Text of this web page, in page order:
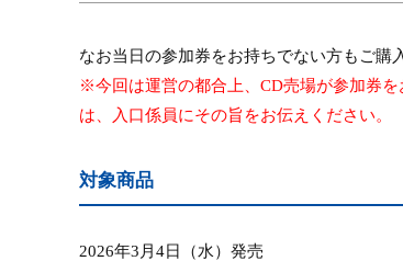
なお当日の参加券をお持ちでない方もご購
※今回は運営の都合上、 CD売場が参加券
は、入口係員にその旨をお伝えください。
対象商品
2026年3 月 4日（水）発売